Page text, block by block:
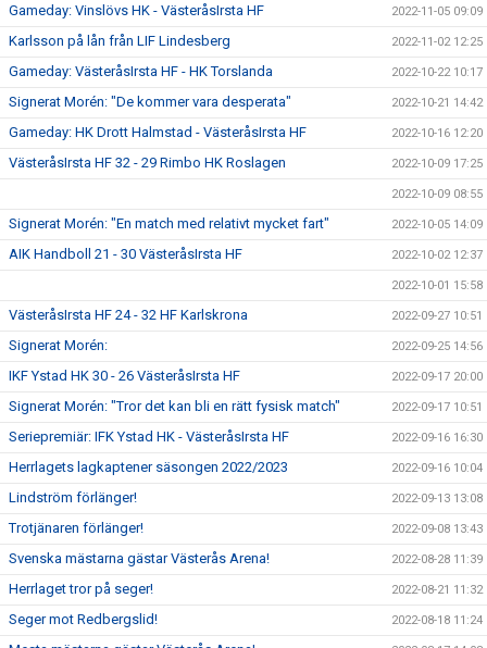
Gameday: Vinslövs HK - VästeråsIrsta HF 2022-11-05 09:09
Karlsson på lån från LIF Lindesberg 2022-11-02 12:25
Gameday: VästeråsIrsta HF - HK Torslanda 2022-10-22 10:17
Signerat Morén: "De kommer vara desperata" 2022-10-21 14:42
Gameday: HK Drott Halmstad - VästeråsIrsta HF 2022-10-16 12:20
VästeråsIrsta HF 32 - 29 Rimbo HK Roslagen 2022-10-09 17:25
2022-10-09 08:55
Signerat Morén: "En match med relativt mycket fart" 2022-10-05 14:09
AIK Handboll 21 - 30 VästeråsIrsta HF 2022-10-02 12:37
2022-10-01 15:58
VästeråsIrsta HF 24 - 32 HF Karlskrona 2022-09-27 10:51
Signerat Morén: 2022-09-25 14:56
IKF Ystad HK 30 - 26 VästeråsIrsta HF 2022-09-17 20:00
Signerat Morén: "Tror det kan bli en rätt fysisk match" 2022-09-17 10:51
Seriepremiär: IFK Ystad HK - VästeråsIrsta HF 2022-09-16 16:30
Herrlagets lagkaptener säsongen 2022/2023 2022-09-16 10:04
Lindström förlänger! 2022-09-13 13:08
Trotjänaren förlänger! 2022-09-08 13:43
Svenska mästarna gästar Västerås Arena! 2022-08-28 11:39
Herrlaget tror på seger! 2022-08-21 11:32
Seger mot Redbergslid! 2022-08-18 11:24